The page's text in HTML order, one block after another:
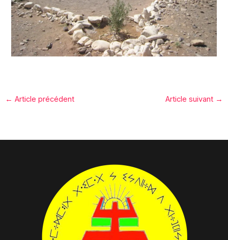
← Article précédent Article suivant →